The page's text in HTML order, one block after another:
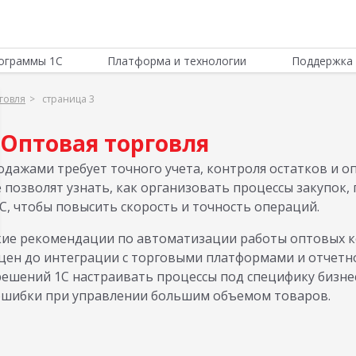
1С Платформа и технологии Поддержка
страница 3
Оптовая торговля
требует точного учета, контроля остатков и
узнать, как организовать процессы
чтобы повысить скорость и точность операций.
рекомендации по автоматизации работы оптовых
до интеграции с торговыми платформами и
1С настраивать процессы под специфику
при управлении большим объемом товаров.